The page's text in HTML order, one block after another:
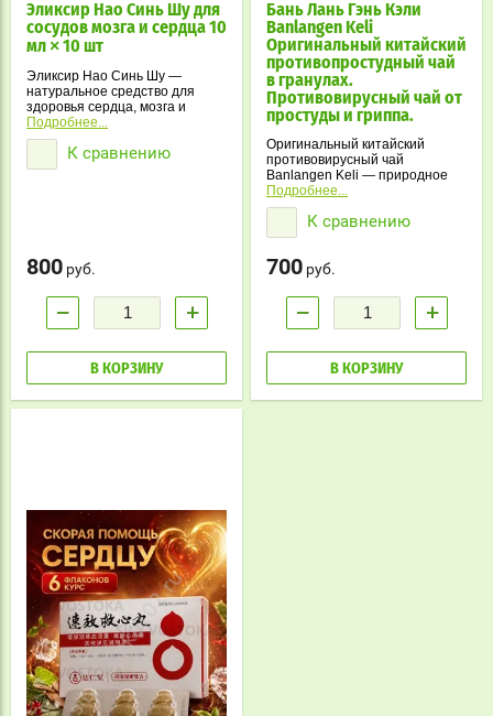
Эликсир Нао Синь Шу для
сосудов мозга и сердца 10
мл × 10 шт
Эликсир Нао Синь Шу —
натуральное средство для
здоровья сердца, мозга и
нервной системы. Помогает
при бессоннице, тревоге и
упадке сил.
Подробнее...
К сравнению
800 руб.
− +
В КОРЗИНУ
Бань Лань Гэнь Кэли
Banlangen Keli
Оригинальный китайский
противопростудный чай
в гранулах.
Противовирусный чай от
простуды и гриппа.
Оригинальный китайский
противовирусный чай
Banlangen Keli — природное
средство при простуде, гриппе
и боли в горле. Укрепляет
иммунитет, снимает жар и
воспаление.
Подробнее...
К сравнению
700 руб.
− +
В КОРЗИНУ